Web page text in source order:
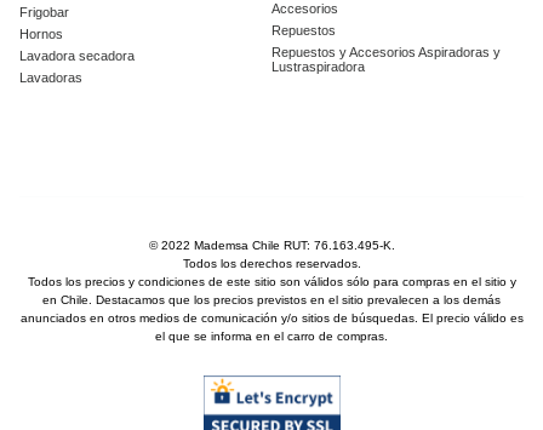
Frigobar
Hornos
Lavadora secadora
Lavadoras
Accesorios
Repuestos
Repuestos y Accesorios Aspiradoras y
Lustraspiradora
© 2022 Mademsa Chile RUT: 76.163.495-K.
Todos los derechos reservados.
Todos los precios y condiciones de este sitio son válidos sólo para compras en el sitio y
en Chile. Destacamos que los precios previstos en el sitio prevalecen a los demás
anunciados en otros medios de comunicación y/o sitios de búsquedas. El precio válido es
el que se informa en el carro de compras.